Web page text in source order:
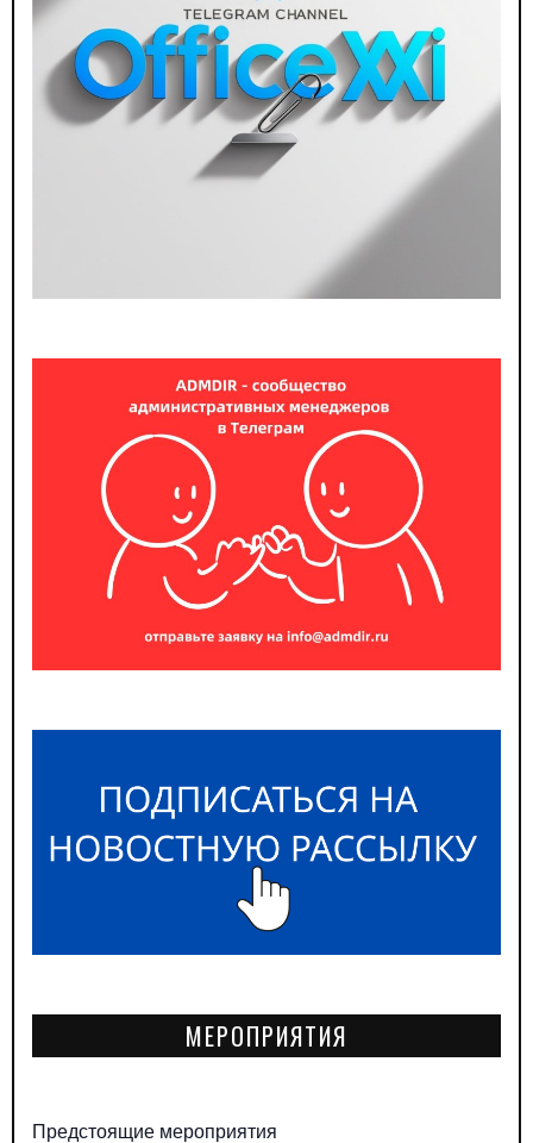
МЕРОПРИЯТИЯ
Предстоящие мероприятия